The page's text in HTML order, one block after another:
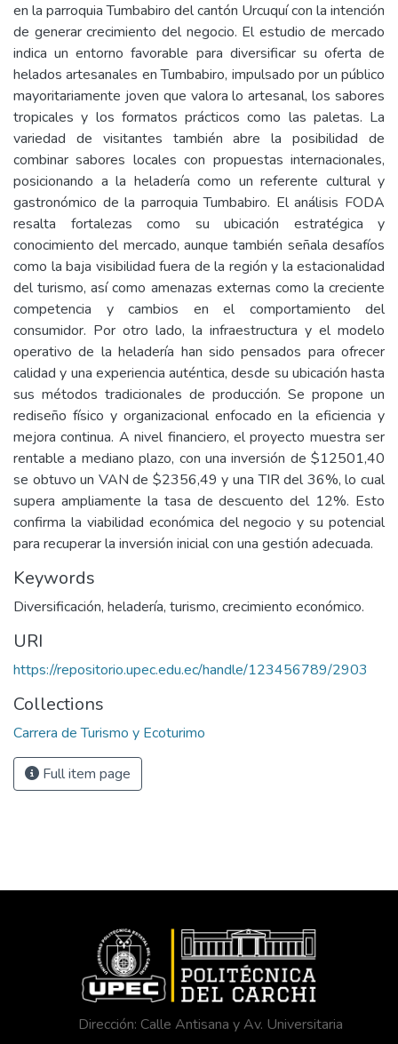
en la parroquia Tumbabiro del cantón Urcuquí con la intención
de generar crecimiento del negocio. El estudio de mercado
indica un entorno favorable para diversificar su oferta de
helados artesanales en Tumbabiro, impulsado por un público
mayoritariamente joven que valora lo artesanal, los sabores
tropicales y los formatos prácticos como las paletas. La
variedad de visitantes también abre la posibilidad de
combinar sabores locales con propuestas internacionales,
posicionando a la heladería como un referente cultural y
gastronómico de la parroquia Tumbabiro. El análisis FODA
resalta fortalezas como su ubicación estratégica y
conocimiento del mercado, aunque también señala desafíos
como la baja visibilidad fuera de la región y la estacionalidad
del turismo, así como amenazas externas como la creciente
competencia y cambios en el comportamiento del
consumidor. Por otro lado, la infraestructura y el modelo
operativo de la heladería han sido pensados para ofrecer
calidad y una experiencia auténtica, desde su ubicación hasta
sus métodos tradicionales de producción. Se propone un
rediseño físico y organizacional enfocado en la eficiencia y
mejora continua. A nivel financiero, el proyecto muestra ser
rentable a mediano plazo, con una inversión de $12501,40
se obtuvo un VAN de $2356,49 y una TIR del 36%, lo cual
supera ampliamente la tasa de descuento del 12%. Esto
confirma la viabilidad económica del negocio y su potencial
para recuperar la inversión inicial con una gestión adecuada.
Keywords
Diversificación, heladería, turismo, crecimiento económico.
URI
https://repositorio.upec.edu.ec/handle/123456789/2903
Collections
Carrera de Turismo y Ecoturimo
Full item page
Dirección: Calle Antisana y Av. Universitaria